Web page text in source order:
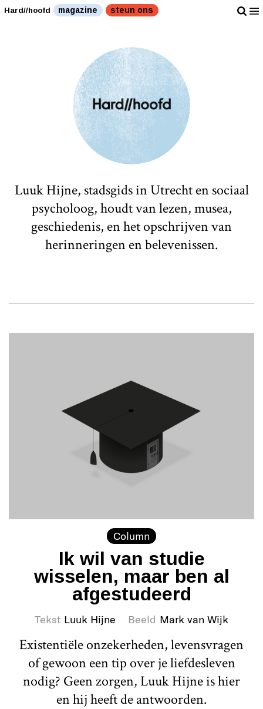
Hard//hoofd magazine steun ons
Luuk Hijne, stadsgids in Utrecht en sociaal
psycholoog, houdt van lezen, musea,
geschiedenis, en het opschrijven van
herinneringen en belevenissen.
Column
Ik wil van studie
wisselen, maar ben al
afgestudeerd
Tekst Luuk Hijne Beeld Mark van Wijk
Existentiële onzekerheden, levensvragen
of gewoon een tip over je liefdesleven
nodig? Geen zorgen, Luuk Hijne is hier
en hij heeft de antwoorden.